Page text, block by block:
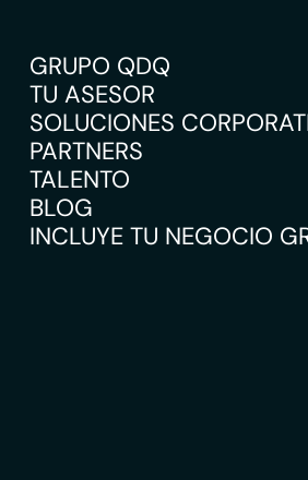
GRUPO QDQ
TU ASESOR
SOLUCIONES
PARTNERS
TALENTO
BLOG
INCLUYE TU NEGOCIO